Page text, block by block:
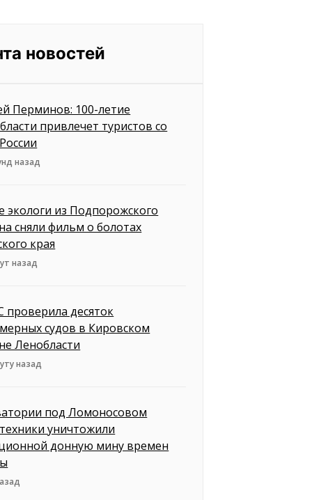
новостей
Перминов: 100-летие
привлечет туристов со
назад
из Подпорожского
сняли фильм о болотах
края
назад
десяток
судов в Кировском
Ленобласти
назад
под Ломоносовом
уничтожили
донную мину времен